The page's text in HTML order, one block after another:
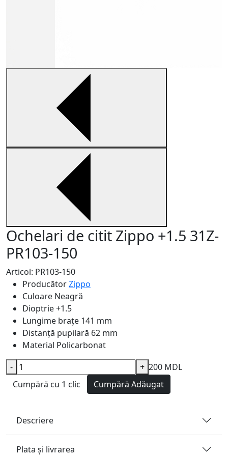
Ochelari de citit Zippo +1.5 31Z-
PR103-150
Articol: PR103-150
ProducătorZippo
Culoare Neagră
Dioptrie+1.5
Lungime brațe 141 mm
Distanță pupilară 62 mm
Material Policarbonat
200 MDL
-
+
Cumpără cu 1 clic
Cumpără Adăugat
Descriere
Plata și livrarea